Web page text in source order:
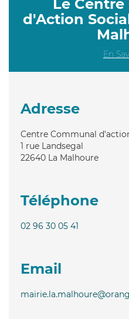
Le
d'Action
En
Adresse
Centre Communal
1 rue Landsegal
22640 La Malhoure
Téléphone
02 96 30 05 41
Email